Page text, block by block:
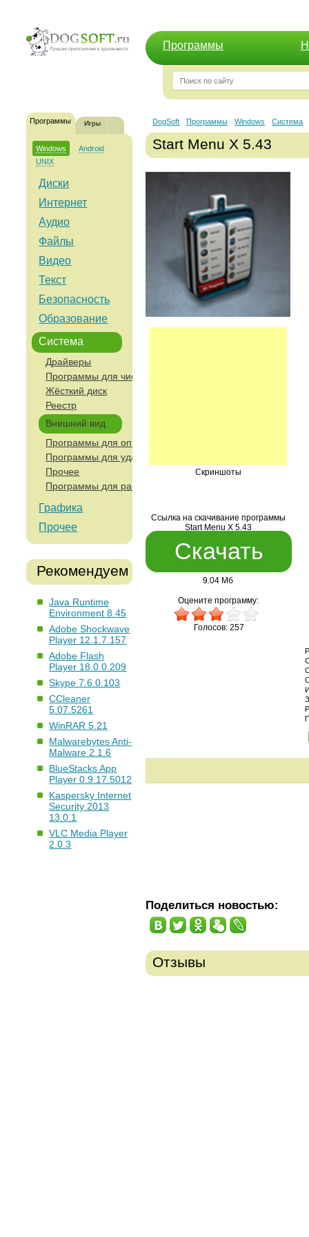
Программы
Программы Игры
Windows
Android
UNIX
Диски
Интернет
Аудио
Файлы
Видео
Текст
Безопасность
Образование
Система
Драйверы
Программы для чистки компьютера
Жёсткий диск
Реестр
Внешний вид
Программы для оптимизации и анализа работы
Программы для удаленного управления и работы с
Прочее
Программы для работы с устройствами ввода
Графика
Прочее
Рекомендуем
Java Runtime
Environment 8.45
Adobe Shockwave
Player 12.1.7.157
Adobe Flash
Player 18.0.0.209
Skype 7.6.0.103
CCleaner
5.07.5261
WinRAR 5.21
Malwarebytes Anti-
Malware 2.1.6
BlueStacks App
Player 0.9.17.5012
Kaspersky Internet
Security 2013
13.0.1
VLC Media Player
2.0.3
DogSoft Программы Windows Система
Start Menu X 5.43
Скриншоты
Ссылка на скачивание программы
Start Menu X 5.43
Скачать
9.04 Мб
Оцените программу:
Голосов: 257
Поделиться новостью:
Отзывы